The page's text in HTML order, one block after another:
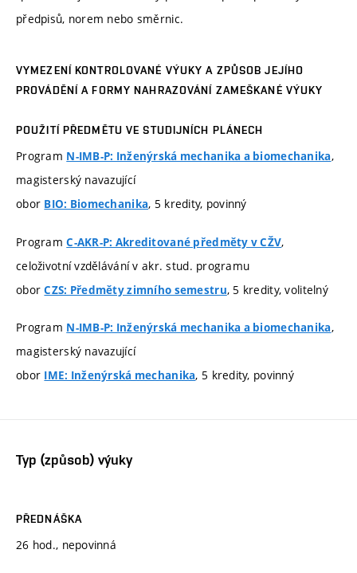
předpisů, norem nebo směrnic.
VYMEZENÍ KONTROLOVANÉ VÝUKY A ZPŮSOB JEJÍHO
PROVÁDĚNÍ A FORMY NAHRAZOVÁNÍ ZAMEŠKANÉ VÝUKY
POUŽITÍ PŘEDMĚTU VE STUDIJNÍCH PLÁNECH
Program N-IMB-P: Inženýrská mechanika a biomechanika,
magisterský navazující
obor BIO: Biomechanika, 5 kredity, povinný
ProgramC-AKR-P: Akreditované předměty v CŽV,
celoživotní vzdělávání v akr. stud. programu
oborCZS: Předměty zimního semestru, 5 kredity, volitelný
Program N-IMB-P: Inženýrská mechanika a biomechanika,
magisterský navazující
obor IME: Inženýrská mechanika, 5 kredity, povinný
Typ (způsob) výuky
PŘEDNÁŠKA
26 hod., nepovinná